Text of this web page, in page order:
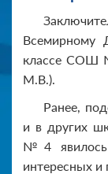
Всемирному
классе СОШ
М.В.).
Ранее,
и в других
№4 явилось
интересных и